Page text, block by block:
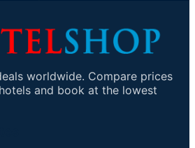
worldwide. Compare prices
and book at the lowest